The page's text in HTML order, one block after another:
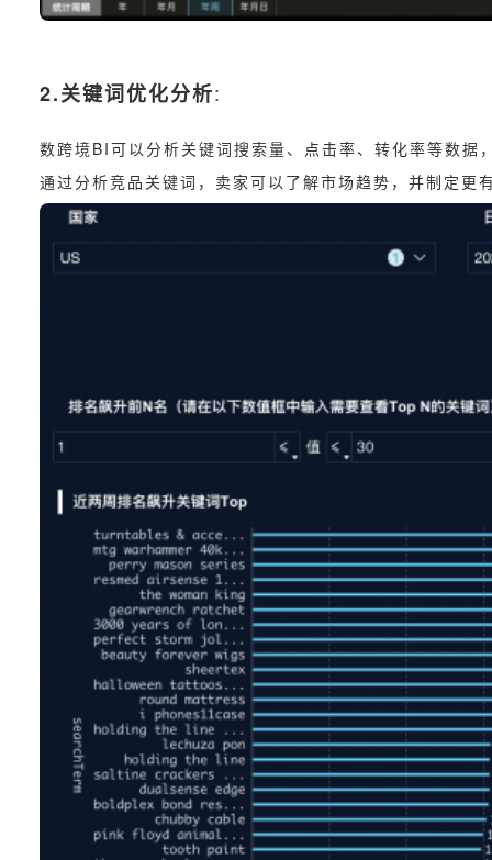
2.关键词优化分析:
数跨境BI可以分析关键词搜索量、点击率、转化率等数
通过分析竞品关键词，卖家可以了解市场趋势，并制定更